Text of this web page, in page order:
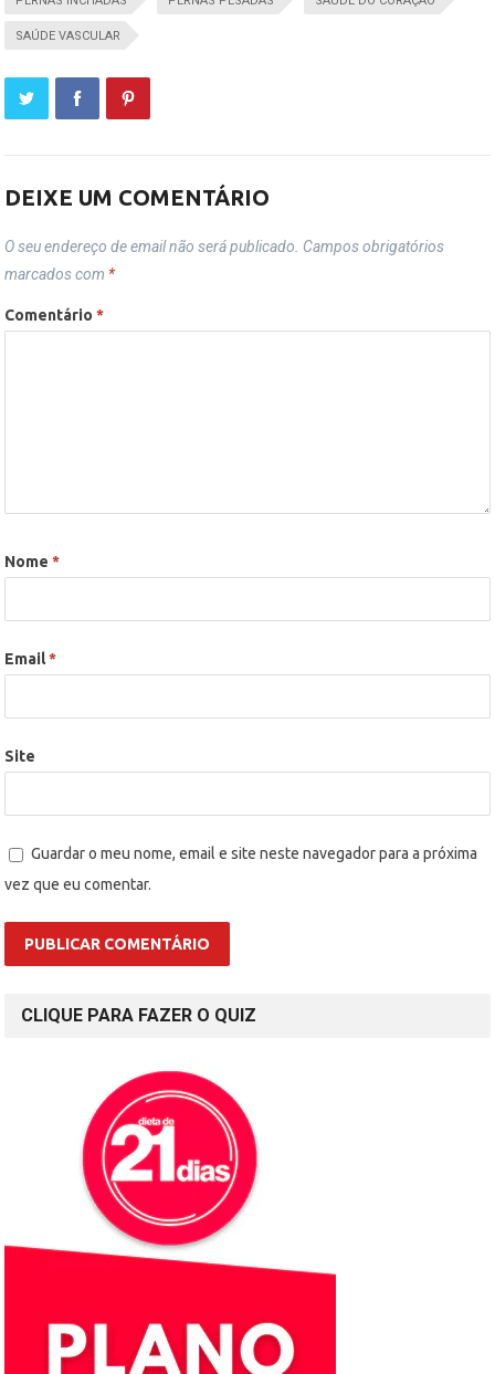
SAÚDE VASCULAR
DEIXE UM COMENTÁRIO
O seu endereço de email não será publicado. Campos obrigatórios
marcados com *
Comentário*
Nome*
Email*
Site
Guardar o meu nome, email e site neste navegador para a próxima
vez que eu comentar.
CLIQUE PARA FAZER O QUIZ